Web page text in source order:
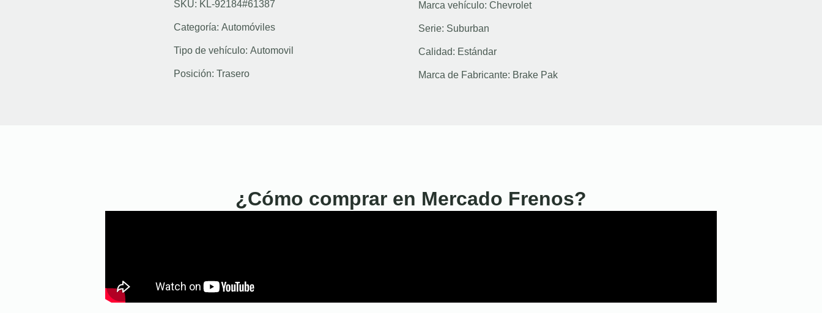
SKU: KL-92184#61387
Categoría: Automóviles
Tipo de vehículo: Automovil
Posición: Trasero
Marca vehículo: Chevrolet
Serie: Suburban
Calidad: Estándar
Marca de Fabricante: Brake Pak
¿Cómo comprar en Mercado Frenos?